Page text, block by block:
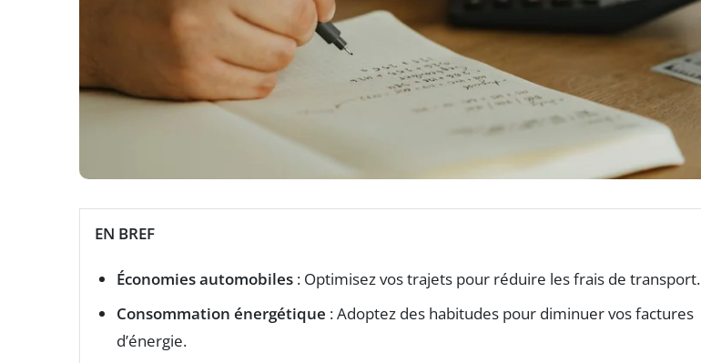
EN BREF
Économies automobiles : Optimisez vos trajets pour réduire les frais de transport.
Consommation énergétique : Adoptez des habitudes pour diminuer vos factures
d’énergie.